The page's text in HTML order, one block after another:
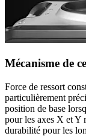
Mécanisme de
Force de ressort
particulièrement
position de base
pour les axes X et Y
durabilité pour les